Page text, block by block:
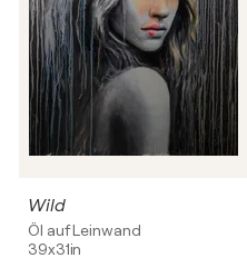
Wild
Öl auf Leinwand
39x31in